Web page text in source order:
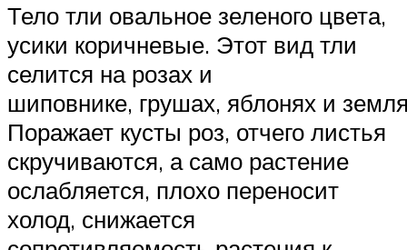
Тело тли овальное зеленого цвета,
усики коричневые. Этот вид тли
селится на розах и
шиповнике, грушах, яблонях и
Поражает кусты роз, отчего листья
скручиваются, а само растение
ослабляется, плохо переносит
холод, снижается